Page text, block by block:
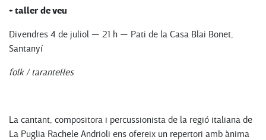
+ taller de veu
Divendres 4 de juliol — 21 h — Pati de la Casa Blai Bonet,
Santanyí
folk / tarantel·les
La cantant, compositora i percussionista de la regió italiana de
La Puglia Rachele Andrioli ens ofereix un repertori amb ànima